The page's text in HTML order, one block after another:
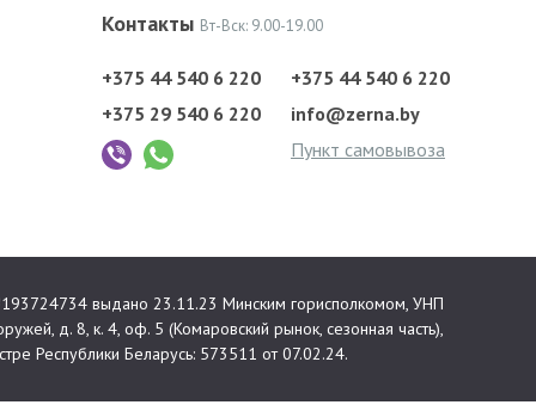
Контакты Вт-Вск: 9.00-19.00
+375 44 540 6 220
+375 29 540 6 220
+375 44 540 6 220
info@zerna.by
Пункт самовывоза
выдано 23.11.23 Минским горисполкомом, УНП
д. 8, к. 4, оф. 5 (Комаровский рынок, сезонная часть),
Республики Беларусь: 573511 от 07.02.24.